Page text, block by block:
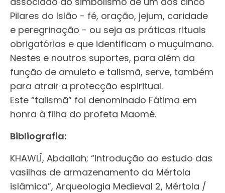
Pilares do Islão - fé, oração, jejum, caridade
e peregrinação - ou seja as práticas rituais
obrigatórias e que identificam o muçulmano.
Nestes e noutros suportes, para além da
função de amuleto e talismã, serve, também
para atrair a protecção espiritual.
Este “talismã” foi denominado Fátima em
honra à filha do profeta Maomé.
Bibliografia:
KHAWLÎ, Abdallah; “Introdução ao estudo das
vasilhas de armazenamento da Mértola
islâmica”, Arqueologia Medieval 2, Mértola /